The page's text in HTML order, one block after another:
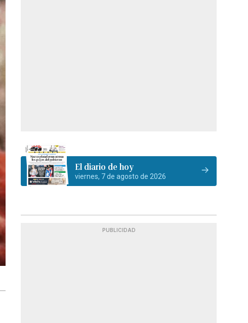
El diario de hoy
viernes, 7 de agosto de 2026
PUBLICIDAD